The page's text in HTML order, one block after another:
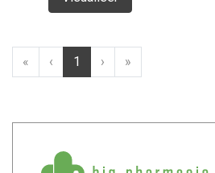
« ‹ 1 › »